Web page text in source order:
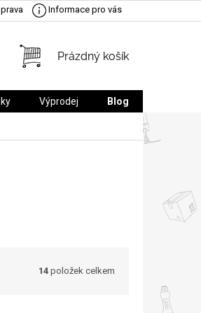
Informace pro vás
NÁKUPNÍ
Prázdný košík
Výprodej Blog
14 položek celkem